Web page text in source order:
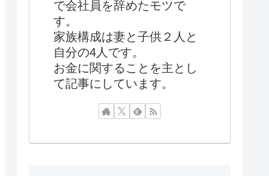
で会社員を辞めたモツで
す。
家族構成は妻と子供２人と
自分の4人です。
お金に関することを主とし
て記事にしています。